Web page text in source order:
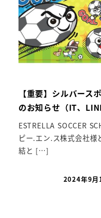
【重要】シルバース
のお知らせ（IT、
ESTRELLA SOCCER
ピー.エン.ス株式会社様
結と […]
2024年9月